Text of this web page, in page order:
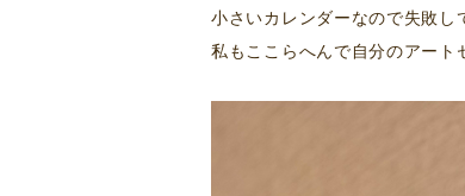
小さいカレンダーなので失敗し
私もここらへんで自分のアート